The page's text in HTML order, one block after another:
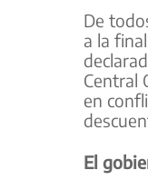
De
a la
Central
en
El